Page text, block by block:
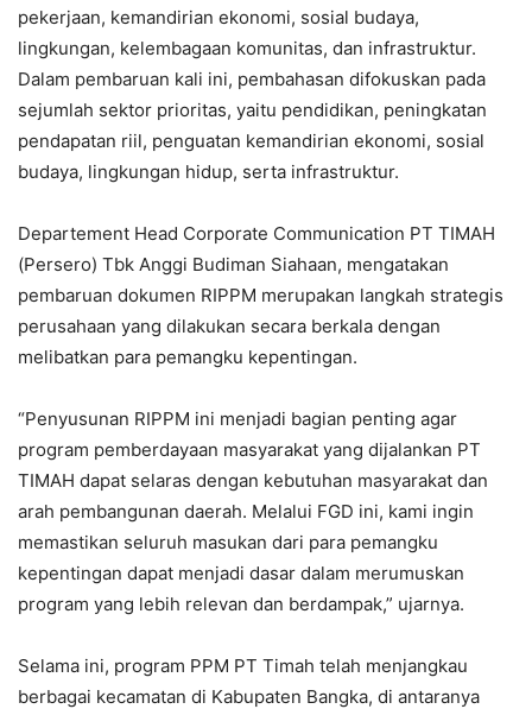
pekerjaan, kemandirian ekonomi, sosial budaya,
lingkungan, kelembagaan komunitas, dan infrastruktur.
Dalam pembaruan kali ini, pembahasan difokuskan pada
sejumlah sektor prioritas, yaitu pendidikan, peningkatan
pendapatan riil, penguatan kemandirian ekonomi, sosial
budaya, lingkungan hidup, serta infrastruktur.
Departement Head Corporate Communication PT TIMAH
(Persero) Tbk Anggi Budiman Siahaan, mengatakan
pembaruan dokumen RIPPM merupakan langkah strategis
perusahaan yang dilakukan secara berkala dengan
melibatkan para pemangku kepentingan.
“Penyusunan RIPPM ini menjadi bagian penting agar
program pemberdayaan masyarakat yang dijalankan PT
TIMAH dapat selaras dengan kebutuhan masyarakat dan
arah pembangunan daerah. Melalui FGD ini, kami ingin
memastikan seluruh masukan dari para pemangku
kepentingan dapat menjadi dasar dalam merumuskan
program yang lebih relevan dan berdampak,” ujarnya.
Selama ini, program PPM PT Timah telah menjangkau
berbagai kecamatan di Kabupaten Bangka, di antaranya